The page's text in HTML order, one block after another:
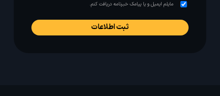
مایلم ایمیل و یا پیامک خبرنامه دریافت کنم.